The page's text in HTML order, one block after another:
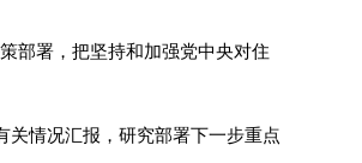
部署，把坚持和加强党中央对住
关情况汇报，研究部署下一步重点